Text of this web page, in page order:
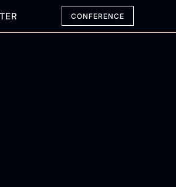
CONFERENCE